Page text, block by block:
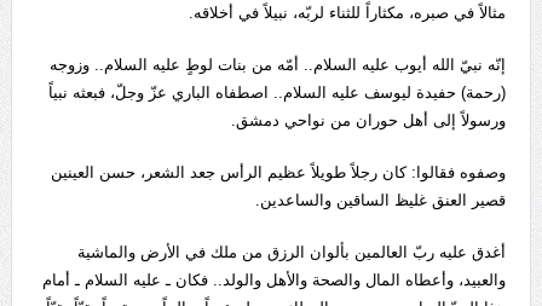
مثالاً في صبره، مكثاراً للثناء لربّه، نبيلاً في أخلاقه.
إنّه نبيّ الله أيوب عليه السلام.. أمّه من بنات لوطٍ عليه السلام.. وزوجه
(رحمة) حفيدة ليوسف عليه السلام.. اصطفاه الباري عزّ وجلّ، فبعثه نبياً
ورسولاً إلى أهل حوران من نواحي دمشق.
وصفوه فقالوا: كان رجلاً طويلاً عظيم الرأس جعد الشعر، حسن العينين
قصير العنق غليظ الساقين والساعدين.
أغدق عليه ربّ العالمين بألوان الرزق من ملك في الأرض والماشية
والعبيد، وأعطاه المال والصحة والأهل والولد.. فكان ـ عليه السلام ـ أمام